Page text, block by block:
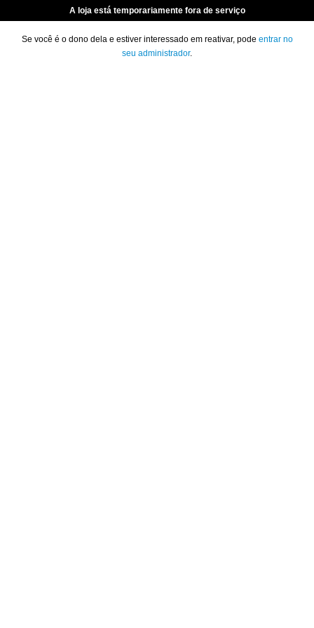
A loja está temporariamente fora de serviço
Se você é o dono dela e estiver interessado em reativar, pode entrar no
seu administrador.